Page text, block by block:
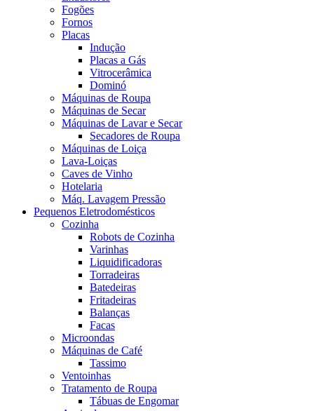
Fogões
Fornos
Placas
Indução
Placas a Gás
Vitrocerâmica
Dominó
Máquinas de Roupa
Máquinas de Secar
Máquinas de Lavar e Secar
Secadores de Roupa
Máquinas de Loiça
Lava-Loiças
Caves de Vinho
Hotelaria
Máq. Lavagem Pressão
Pequenos Eletrodomésticos
Cozinha
Robots de Cozinha
Varinhas
Liquidificadoras
Torradeiras
Batedeiras
Fritadeiras
Balanças
Facas
Microondas
Máquinas de Café
Tassimo
Ventoinhas
Tratamento de Roupa
Tábuas de Engomar